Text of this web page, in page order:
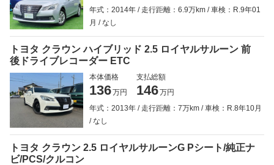
年式：2014年
走行距離：6.9万km
車検：R.9年01
月
なし
トヨタ クラウン ハイブリッド 2.5 ロイヤルサルーン 前
後ドライブレコーダー ETC
本体価格
136万円
支払総額
146万円
年式：2013年
走行距離：7万km
車検：R.8年10月
なし
トヨタ クラウン 2.5 ロイヤルサルーンG Pシート/純正ナ
ビ/PCS/クルコン